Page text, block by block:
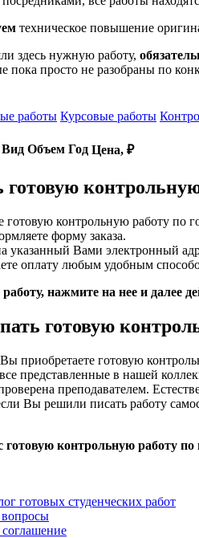
техническое повышение
здесь нужную работу,
пока просто не разобраны по
работы Курсовые работы
Вид Объем Год Цена, ₽
готовую контрольную работу по
форму заказа.
указанный Вами электронный
оплату любым удобным
нажмите на нее и далее
готовую
приобретаете готовую
представленные в нашей
преподавателем.
Вы решили писать работу
готовую контрольную работу
готовых студенческих работ
вопросы
соглашение